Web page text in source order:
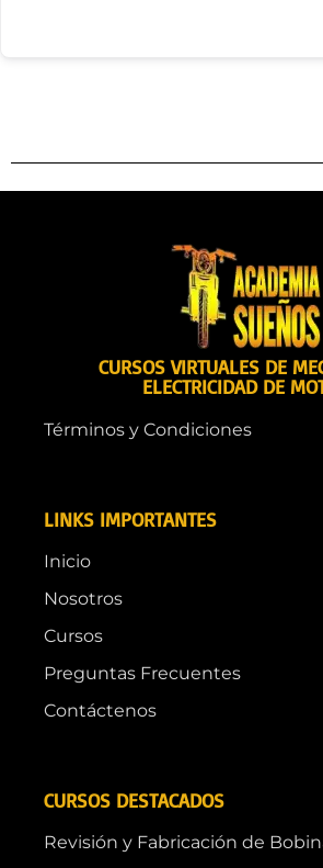
CURSOS VIRTUALES DE
ELECTRICIDAD DE
Términos y Condiciones
LINKS IMPORTANTES
Inicio
Nosotros
Cursos
Preguntas Frecuentes
Contáctenos
CURSOS DESTACADOS
Revisión y Fabricación de